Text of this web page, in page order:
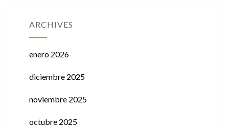
ARCHIVES
enero 2026
diciembre 2025
noviembre 2025
octubre 2025